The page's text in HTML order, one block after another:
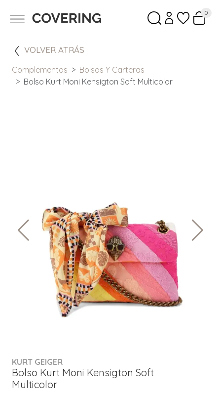
0
VOLVER ATRÁS
Complementos
Bolsos Y Carteras
Bolso Kurt Moni Kensigton Soft Multicolor
KURT GEIGER
Bolso Kurt Moni Kensigton Soft
Multicolor